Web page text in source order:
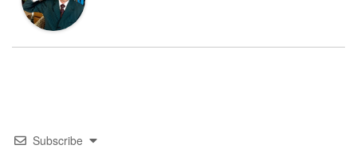
Subscribe